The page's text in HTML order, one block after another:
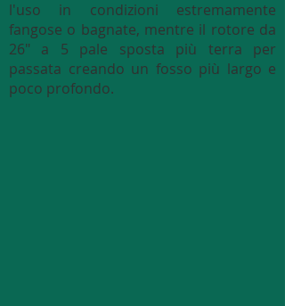
l'uso in condizioni estremamente
fangose o bagnate, mentre il rotore da
26" a 5 pale sposta più terra per
passata creando un fosso più largo e
poco profondo.